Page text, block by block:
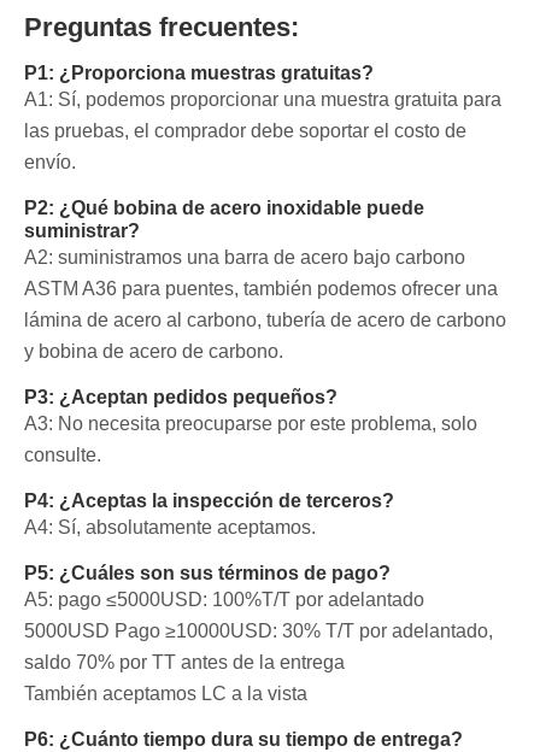
Preguntas frecuentes:
P1: ¿Proporciona muestras gratuitas?
A1: Sí, podemos proporcionar una muestra gratuita para
las pruebas, el comprador debe soportar el costo de
envío.
P2: ¿Qué bobina de acero inoxidable puede
suministrar?
A2: suministramos una barra de acero bajo carbono
ASTM A36 para puentes, también podemos ofrecer una
lámina de acero al carbono, tubería de acero de carbono
y bobina de acero de carbono.
P3: ¿Aceptan pedidos pequeños?
A3: No necesita preocuparse por este problema, solo
consulte.
P4: ¿Aceptas la inspección de terceros?
A4: Sí, absolutamente aceptamos.
P5: ¿Cuáles son sus términos de pago?
A5: pago ≤5000USD: 100%T/T por adelantado
5000USD Pago ≥10000USD: 30% T/T por adelantado,
saldo 70% por TT antes de la entrega
También aceptamos LC a la vista
P6: ¿Cuánto tiempo dura su tiempo de entrega?